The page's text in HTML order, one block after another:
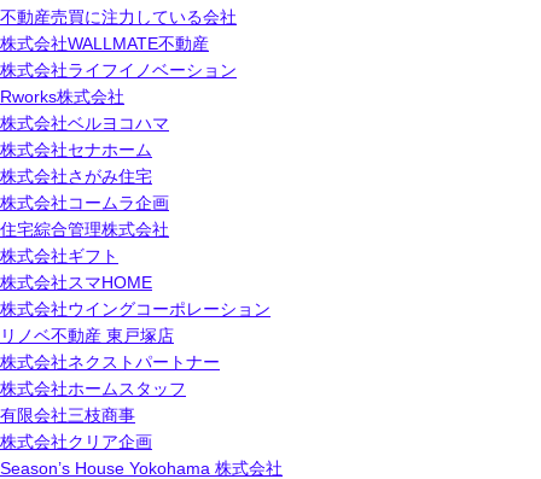
不動産売買に注力している会社
株式会社WALLMATE不動産
株式会社ライフイノベーション
Rworks株式会社
株式会社ベルヨコハマ
株式会社セナホーム
株式会社さがみ住宅
株式会社コームラ企画
住宅綜合管理株式会社
株式会社ギフト
株式会社スマHOME
株式会社ウイングコーポレーション
リノベ不動産 東戸塚店
株式会社ネクストパートナー
株式会社ホームスタッフ
有限会社三枝商事
株式会社クリア企画
Season’s House Yokohama 株式会社